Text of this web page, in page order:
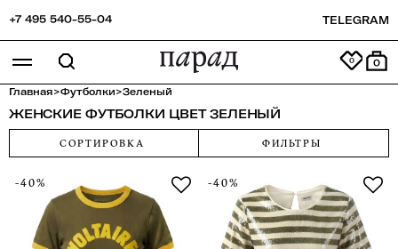
+7 495 540-55-04 TELEGRAM
0
Главная>Футболки>Зеленый
ЖЕНСКИЕ ФУТБОЛКИ ЦВЕТ ЗЕЛЕНЫЙ
СОРТИРОВКА ФИЛЬТРЫ
-40% -40%